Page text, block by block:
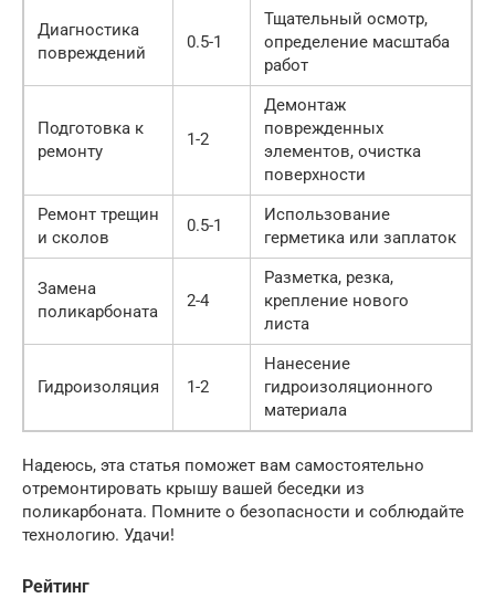
Диагностика
повреждений
0.5-1
Тщательный осмотр,
определение масштаба
работ
Подготовка к
ремонту
1-2
Демонтаж
поврежденных
элементов, очистка
поверхности
Ремонт трещин
и сколов
0.5-1
Использование
герметика или заплаток
Замена
поликарбоната
2-4
Разметка, резка,
крепление нового
листа
Гидроизоляция 1-2
Нанесение
гидроизоляционного
материала
Надеюсь, эта статья поможет вам самостоятельно
отремонтировать крышу вашей беседки из
поликарбоната. Помните о безопасности и соблюдайте
технологию. Удачи!
Рейтинг